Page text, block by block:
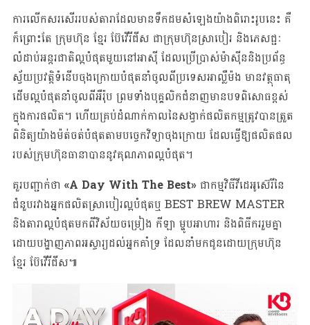
ការលើកសរសើររបស់តារាដែលមានទឹកដមសំឡេងយ៉ាងពិរោះរូបនេះ គឺ
ក៏ព្រោះតែ ក្រុមហ៊ុន ខ្មែរ ប៊ែវើរីជីស ជាក្រុមហ៊ុនស្រាបៀរ និងភេសជ្ជៈ
លំដាប់អន្តរជាតិល្អបំផុតមួយនៅអាស៊ី ដែលប្រើប្រាស់ម៉ាស៊ីននិងប្រព័ន្ធ
ស្វ័យប្រវត្តិទំនើបចុងក្រោយបំផុតនាំចូលពីប្រទេសអាល្លឺម៉ង មានវត្ថុធាតុ
ដើមល្អបំផុតនាំចូលពីអឺរ៉ុប ព្រមទាំងបុគ្គលិកជំនាញមានបទពិសោធខ្ពស់
ក្នុងការផលិត។ ហើយគ្រប់ដំណាក់កាលនៃសង្វាក់ផលិតកម្មត្រូវបានត្រួត
ពិនិត្យយ៉ាងម៉ត់ចត់បំផុតតាមបច្ចេកវិទ្យាចុងក្រោយ ដែលធ្វើឱ្យផលិតផល
របស់ក្រុមហ៊ុនធានាបាននូវគុណភាពល្អបំផុត។
គួរបញ្ជាក់ថា «A Day With The Best»ជាកម្មវិធីវីដេអូស៊េរីនៃ
ជំនួបរវាងអ្នកផលិតស្រាបៀរល្អបំផុតឬ BEST BREW MASTER
និងតារាល្អបំផុតមកពីវិស័យចម្រៀង កីឡា ម្ហូបអាហារ និងពិធីកររួមគ្នា
ដោយបង្ហាញភាពអស្ចារ្យដល់អ្នកគាំទ្រ ដែលនាំមកជូនដោយក្រុមហ៊ុន
ខ្មែរ ប៊ែវើរីជីស៕